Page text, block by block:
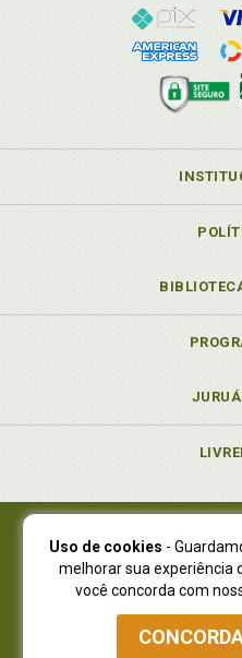
Juruá Editora Ltda.,
Juruá Informática Ltda.,
NOVO ENDEREÇO:R. Flávio
Curitiba -
Atendimento: (41) 4009-3900|
Uso de cookies -
melhorar sua experiência
você concorda com